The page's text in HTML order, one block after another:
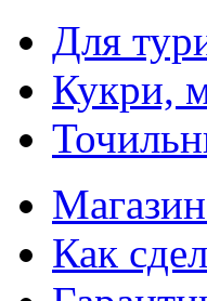
Для
Кукри,
Как